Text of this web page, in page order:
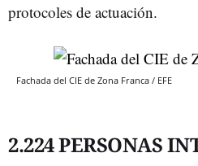
protocoles de actuación.
Fachada del CIE de Zona Franca / EFE
2.224 PERSONAS